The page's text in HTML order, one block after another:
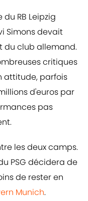
RB Leipzig
Simons devait
du club allemand.
critiques
attitude, parfois
d'euros par
pas
les deux camps.
PSG décidera de
de rester en
Munich.